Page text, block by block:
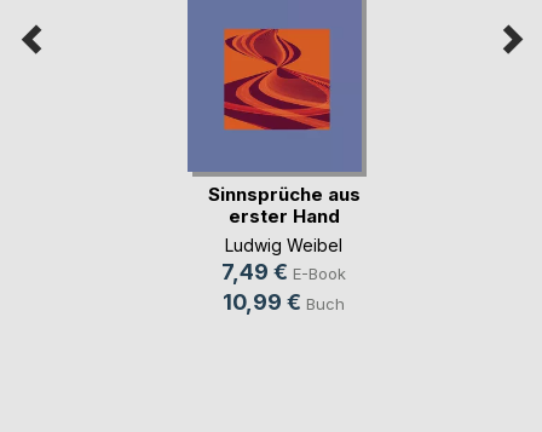
Sinnsprüche aus
erster Hand
Ludwig Weibel
7,49 € E-Book
10,99 € Buch